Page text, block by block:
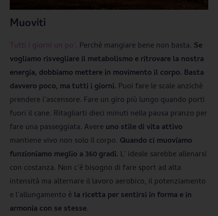
Muoviti
Tutti i giorni un po’. Perché mangiare bene non basta. Se
vogliamo risvegliare il metabolismo e ritrovare la nostra
energia, dobbiamo mettere in movimento il corpo. Basta
davvero poco, ma tutti i giorni. Puoi fare le scale anziché
prendere l’ascensore. Fare un giro più lungo quando porti
fuori il cane. Ritagliarti dieci minuti nella pausa pranzo per
fare una passeggiata. Avere uno stile di vita attivo
mantiene vivo non solo il corpo. Quando ci muoviamo
funzioniamo meglio a 360 gradi. L’ ideale sarebbe allenarsi
con costanza. Non c’è bisogno di fare sport ad alta
intensità ma alternare il lavoro aerobico, il potenziamento
e l’allungamento è la ricetta per sentirsi in forma e in
armonia con se stesse.